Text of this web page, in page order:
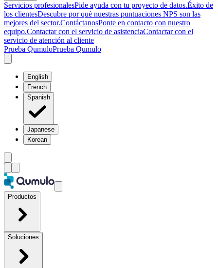
Servicios profesionalesPide ayuda con tu proyecto de datos.Éxito de
los clientesDescubre por qué nuestras puntuaciones NPS son las
mejores del sector.ContáctanosPonte en contacto con nuestro
equipo.Contactar con el servicio de asistenciaContactar con el
servicio de atención al cliente
Prueba QumuloPrueba Qumulo
English
French
Spanish
Japanese
Korean
Productos
Soluciones